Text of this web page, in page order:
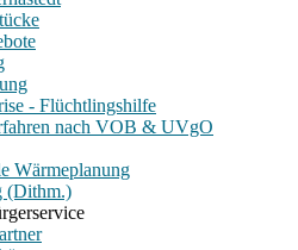
- Flüchtlingshilfe
nach VOB & UVgO
Wärmeplanung
(Dithm.)